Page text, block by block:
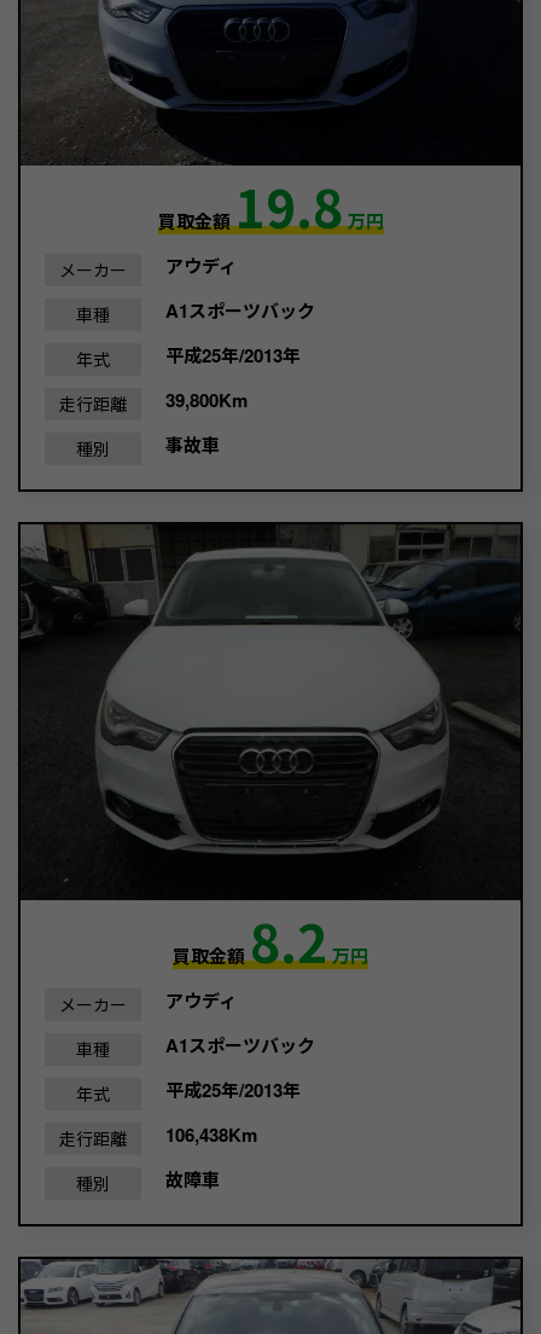
買取金額19.8万円
メーカー アウディ
車種 A1スポーツバック
年式 平成25年/2013年
走行距離 39,800Km
種別 事故車
買取金額8.2万円
メーカー アウディ
車種 A1スポーツバック
年式 平成25年/2013年
走行距離 106,438Km
種別 故障車